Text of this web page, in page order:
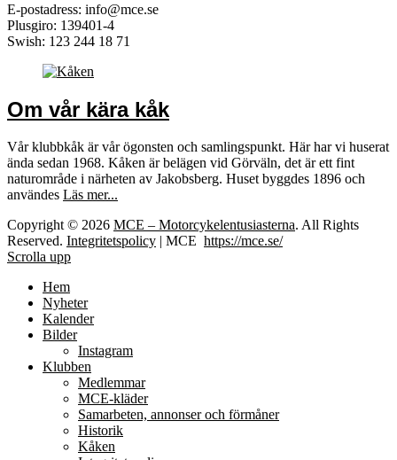
E-postadress: info@mce.se
Plusgiro: 139401-4
Swish: 123 244 18 71
Om vår kära kåk
Vår klubbkåk är vår ögonsten och samlingspunkt. Här har vi huserat
ända sedan 1968. Kåken är belägen vid Görväln, det är ett fint
naturområde i närheten av Jakobsberg. Huset byggdes 1896 och
användes Läs mer...
Copyright © 2026 MCE – Motorcykelentusiasterna. All Rights
Reserved. Integritetspolicy | MCE https://mce.se/
Scrolla upp
Hem
Nyheter
Kalender
Bilder
Instagram
Klubben
Medlemmar
MCE-kläder
Samarbeten, annonser och förmåner
Historik
Kåken